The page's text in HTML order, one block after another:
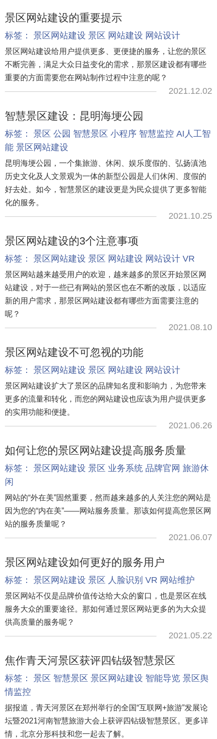
景区网站建设的重要提示
标签： 景区网站建设 景区 网站建设 网站设计
景区网站建设给用户提供更多、更便捷的服务，让您的景区
不断完善，满足大众日益变化的需求，那景区建设都有哪些
重要的方面需要您在网站制作过程中注意的呢？
2021.12.02
智慧景区建设：昆明海埂公园
标签： 景区 公园 智慧景区 小程序 智慧监控 AI人工智
能 景区网站建设
昆明海埂公园，一个集旅游、休闲、娱乐度假的、弘扬滇池
历史文化及人文景观为一体的新型公园是人们休闲、度假的
好去处。如今，智慧景区的建设更是为民众提供了更多智能
化的服务。
2021.10.25
景区网站建设的3个注意事项
标签： 景区网站建设 景区 网站建设 网站设计 VR
景区网站越来越受用户的欢迎，越来越多的景区开始景区网
站建设，对于一些已有网站的景区也在不断的改版，以适应
新的用户需求，那景区网站建设都有哪些方面需要注意的
呢？
2021.08.10
景区网站建设不可忽视的功能
标签： 景区网站建设 景区 网站建设 网站设计
景区网站建设扩大了景区的品牌知名度和影响力，为您带来
更多的流量和转化，而您的网站建设也应该为用户提供更多
的实用功能和便捷。
2021.06.26
如何让您的景区网站建设提高服务质量
标签： 景区网站建设 景区 业务系统 品牌官网 旅游休
闲
网站的“外在美”固然重要，然而越来越多的人关注您的网站是
因为您的“内在美”——网站服务质量。那该如何提高您景区网
站的服务质量呢？
2021.06.07
景区网站建设如何更好的服务用户
标签： 景区网站建设 景区 人脸识别 VR 网站维护
景区网站不仅是品牌价值传达给大众的窗口，也是景区在线
服务大众的重要途径。那如何通过景区网站更多的为大众提
供高质量的服务呢？
2021.05.22
焦作青天河景区获评四钻级智慧景区
标签： 景区 智慧景区 景区网站建设 智能导览 景区舆
情监控
据报道，青天河景区在郑州举行的全国“互联网+旅游”发展论
坛暨2021河南智慧旅游大会上获评四钻级智慧景区。更多详
情，北京分形科技和您一起去了解。